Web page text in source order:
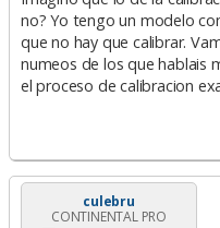
s
a
j
e
no? Yo tengo un modelo
que no hay que calibrar.
numeos de los que hablais
el proceso de calibracion
culebru
CONTINENTAL PRO